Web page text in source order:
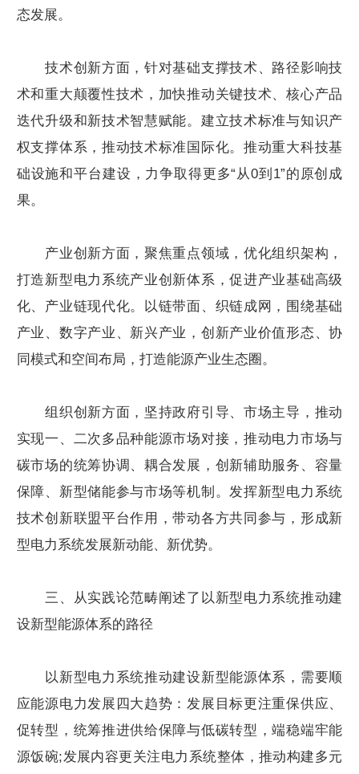
态发展。
技术创新方面，针对基础支撑技术、路径影响技
术和重大颠覆性技术，加快推动关键技术、核心产品
迭代升级和新技术智慧赋能。建立技术标准与知识产
权支撑体系，推动技术标准国际化。推动重大科技基
础设施和平台建设，力争取得更多“从0到1”的原创成
果。
产业创新方面，聚焦重点领域，优化组织架构，
打造新型电力系统产业创新体系，促进产业基础高级
化、产业链现代化。以链带面、织链成网，围绕基础
产业、数字产业、新兴产业，创新产业价值形态、协
同模式和空间布局，打造能源产业生态圈。
组织创新方面，坚持政府引导、市场主导，推动
实现一、二次多品种能源市场对接，推动电力市场与
碳市场的统筹协调、耦合发展，创新辅助服务、容量
保障、新型储能参与市场等机制。发挥新型电力系统
技术创新联盟平台作用，带动各方共同参与，形成新
型电力系统发展新动能、新优势。
三、从实践论范畴阐述了以新型电力系统推动建
设新型能源体系的路径
以新型电力系统推动建设新型能源体系，需要顺
应能源电力发展四大趋势：发展目标更注重保供应、
促转型，统筹推进供给保障与低碳转型，端稳端牢能
源饭碗;发展内容更关注电力系统整体，推动构建多元